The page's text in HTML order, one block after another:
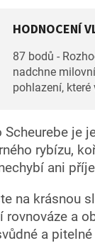
HODNOCENÍ
87 bodů -
nadchne
pohlazení,
je
rybízu,
ani
na krásnou
rovnováze a
a